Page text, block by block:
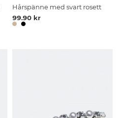
Hårspänne med svart rosett
99.90 kr